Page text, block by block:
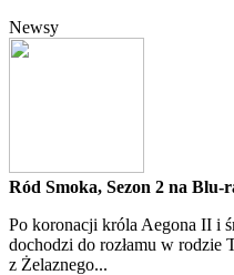
Newsy
Ród Smoka, Sezon 2 na
Po koronacji króla Aegona II i
dochodzi do rozłamu w rodzie
z Żelaznego...